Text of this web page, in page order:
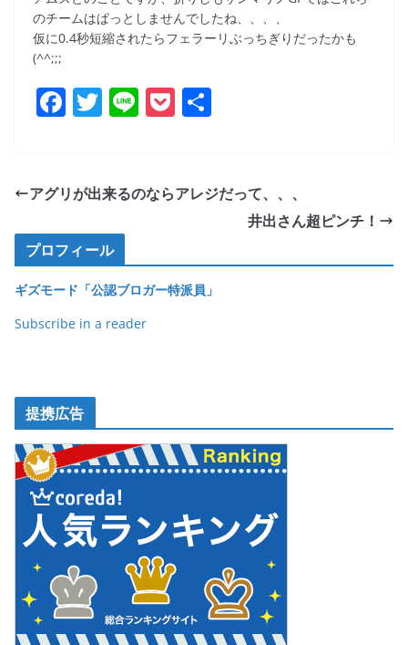
k
のチームはぱっとしませんでしたね、、、、
仮に0.4秒短縮されたらフェラーリぶっちぎりだったかも
(^^;;;
F
e
o
o
k
T
er
Li P
et
アグリが出来るのならアレジだって、、、
井出さん超ピンチ！
プロフィール
ギズモード「公認ブロガー特派員」
Subscribe in a reader
提携広告